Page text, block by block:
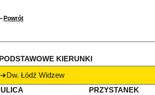
Powrót
PODSTAWOWE KIERUNKI
Dw. Łódź Widzew
ULICA
PRZYSTANEK